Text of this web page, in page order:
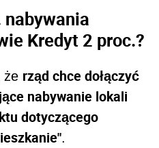
Kredyt 2 proc.?
że rząd chce dołączyć
nabywanie lokali
dotyczącego
.